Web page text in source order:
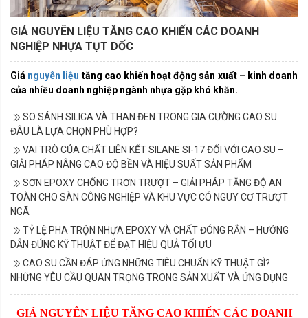
GIÁ NGUYÊN LIỆU TĂNG CAO KHIẾN CÁC DOANH
NGHIỆP NHỰA TỤT DỐC
Giá nguyên liệu tăng cao khiến hoạt động sản xuất – kinh doanh
của nhiều doanh nghiệp ngành nhựa gặp khó khăn.
SO SÁNH SILICA VÀ THAN ĐEN TRONG GIA CƯỜNG CAO SU:
ĐÂU LÀ LỰA CHỌN PHÙ HỢP?
VAI TRÒ CỦA CHẤT LIÊN KẾT SILANE SI-17 ĐỐI VỚI CAO SU –
GIẢI PHÁP NÂNG CAO ĐỘ BỀN VÀ HIỆU SUẤT SẢN PHẨM
SƠN EPOXY CHỐNG TRƠN TRƯỢT – GIẢI PHÁP TĂNG ĐỘ AN
TOÀN CHO SÀN CÔNG NGHIỆP VÀ KHU VỰC CÓ NGUY CƠ TRƯỢT
NGÃ
TỶ LỆ PHA TRỘN NHỰA EPOXY VÀ CHẤT ĐÓNG RẮN – HƯỚNG
DẪN ĐÚNG KỸ THUẬT ĐỂ ĐẠT HIỆU QUẢ TỐI ƯU
CAO SU CẦN ĐÁP ỨNG NHỮNG TIÊU CHUẨN KỸ THUẬT GÌ?
NHỮNG YÊU CẦU QUAN TRỌNG TRONG SẢN XUẤT VÀ ỨNG DỤNG
GIÁ NGUYÊN LIỆU TĂNG CAO KHIẾN CÁC DOANH